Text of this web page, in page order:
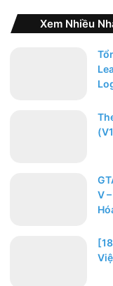
Xem Nhiều
V